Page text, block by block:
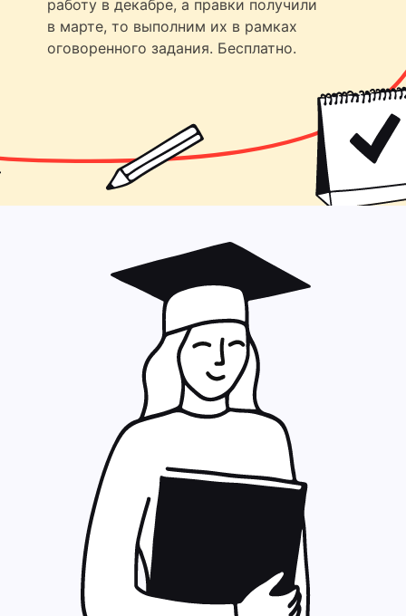
работу в декабре, а правки получили
в марте, то выполним их в рамках
оговоренного задания. Бесплатно.